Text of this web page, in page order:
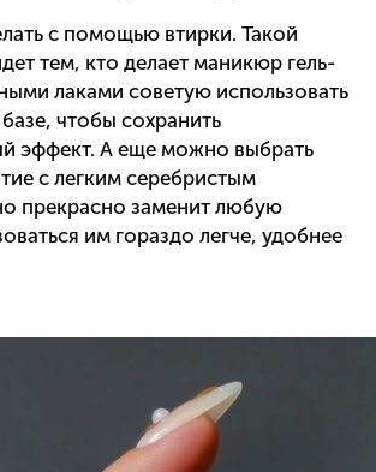
с помощью втирки. Такой
тем, кто делает маникюр гель-
лаками советую использовать
чтобы сохранить
эффект. А еще можно выбрать
с легким серебристым
прекрасно заменит любую
им гораздо легче, удобнее